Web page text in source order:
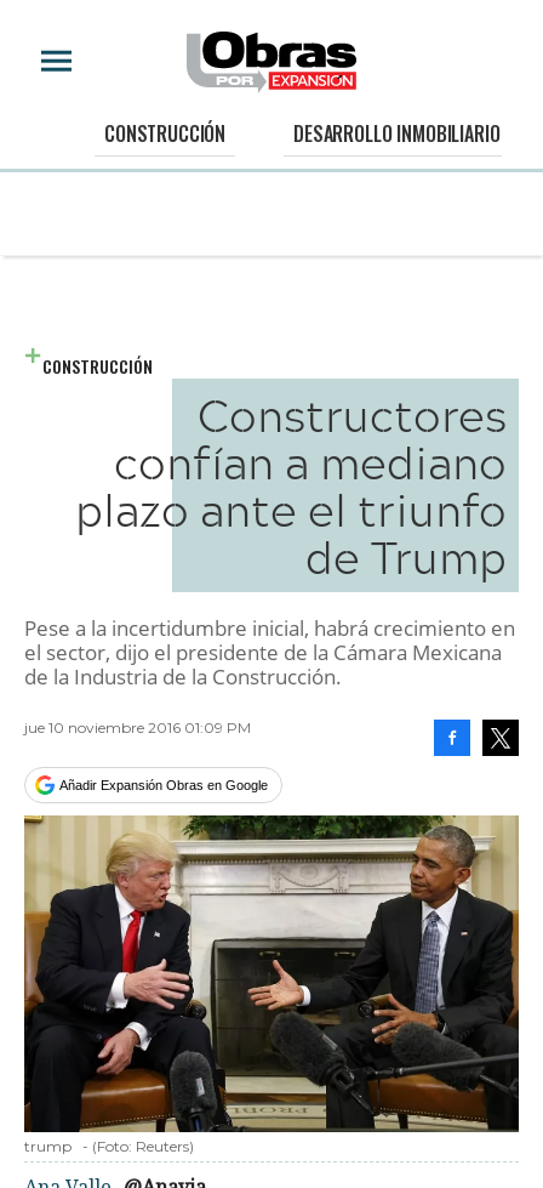
CONSTRUCCIÓN DESARROLLO INMOBILIARIO
CONSTRUCCIÓN
Constructores
confían a mediano
plazo ante el triunfo
de Trump
Pese a la incertidumbre inicial, habrá crecimiento en
el sector, dijo el presidente de la Cámara Mexicana
de la Industria de la Construcción.
jue 10 noviembre 2016 01:09 PM
Añadir Expansión Obras en Google
trump - (Foto: Reuters)